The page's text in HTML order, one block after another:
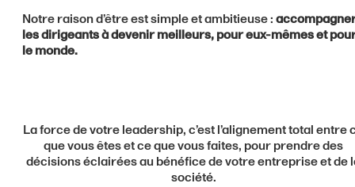
Notre raison d’être est simple et ambitieuse :
les dirigeants à devenir meilleurs, pour eux-mêmes et
le monde.
La force de votre leadership, c’est l’alignement total entre
que vous êtes et ce que vous faites, pour prendre des
décisions éclairées au bénéfice de votre entreprise et de
société.